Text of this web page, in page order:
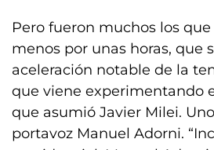
Pero fueron muchos los que
menos por unas horas, que
aceleración notable de la
que viene experimentando
que asumió Javier Milei.
portavoz Manuel Adorni.